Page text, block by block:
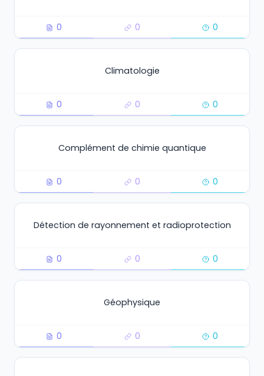
0 0 0
Climatologie
0 0 0
Complément de chimie quantique
0 0 0
Détection de rayonnement et radioprotection
0 0 0
Géophysique
0 0 0